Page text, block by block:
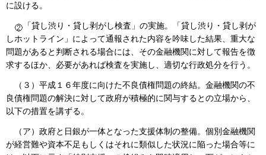
に設ける。
「貸し渋り・貸し剥がし検査」の実施。「貸し渋り・貸し剥が
しホットライン」によって通報された内容を吟味した結果、重大な
問題があると判断される場合には、その金融機関に対して報告を徴
求するほか、必要があれば検査を実施し、適切な行政処分を行う。
（３）平成１６年度に向けた不良債権問題の終結。金融機関の不
良債権問題の解決に対して政府が積極的に関与するとの立場から、
以下の措置を講ずる。
（ア）政府と日銀が一体となった支援体制の整備。個別金融機関
が経営難や資本不足もしくはそれに類似した状況に陥った場合等に